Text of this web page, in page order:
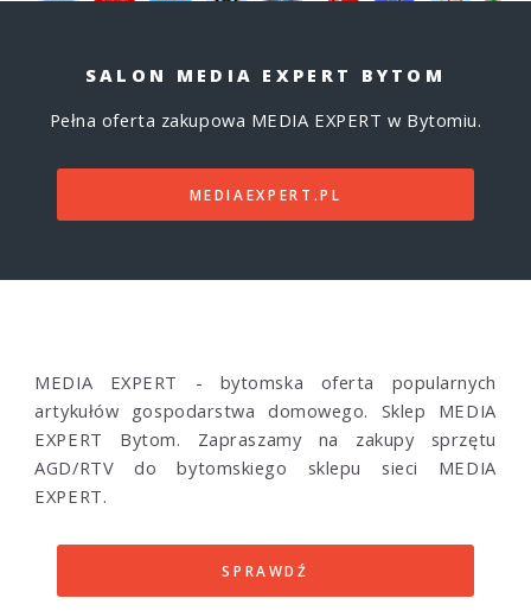
SALON MEDIA EXPERT BYTOM
Pełna oferta zakupowa MEDIA EXPERT w Bytomiu.
MEDIAEXPERT.PL
MEDIA EXPERT - bytomska oferta popularnych
artykułów gospodarstwa domowego. Sklep MEDIA
EXPERT Bytom. Zapraszamy na zakupy sprzętu
AGD/RTV do bytomskiego sklepu sieci MEDIA
EXPERT.
SPRAWDŹ